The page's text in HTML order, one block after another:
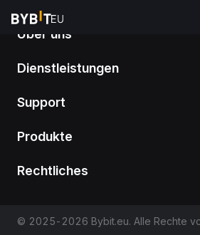
Über uns
Dienstleistungen
Support
Produkte
Rechtliches
© 2025-2026 Bybit.eu. Alle Rechte